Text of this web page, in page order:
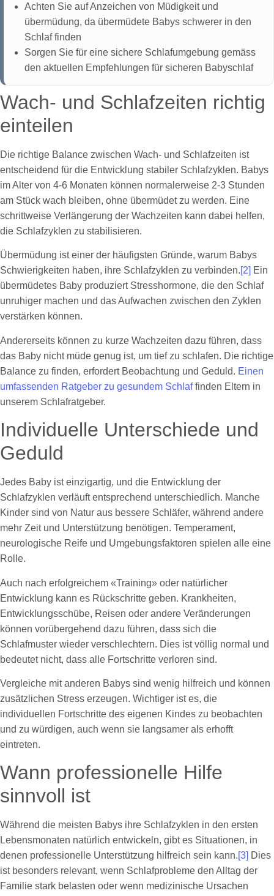
Achten Sie auf Anzeichen von Müdigkeit und
übermüdung, da übermüdete Babys schwerer in den
Schlaf finden
Sorgen Sie für eine sichere Schlafumgebung gemäss
den aktuellen Empfehlungen für sicheren Babyschlaf
Wach- und Schlafzeiten richtig
einteilen
Die richtige Balance zwischen Wach- und Schlafzeiten ist
entscheidend für die Entwicklung stabiler Schlafzyklen. Babys
im Alter von 4-6 Monaten können normalerweise 2-3 Stunden
am Stück wach bleiben, ohne übermüdet zu werden. Eine
schrittweise Verlängerung der Wachzeiten kann dabei helfen,
die Schlafzyklen zu stabilisieren.
Übermüdung ist einer der häufigsten Gründe, warum Babys
Schwierigkeiten haben, ihre Schlafzyklen zu verbinden.[2] Ein
übermüdetes Baby produziert Stresshormone, die den Schlaf
unruhiger machen und das Aufwachen zwischen den Zyklen
verstärken können.
Andererseits können zu kurze Wachzeiten dazu führen, dass
das Baby nicht müde genug ist, um tief zu schlafen. Die richtige
Balance zu finden, erfordert Beobachtung und Geduld. Einen
umfassenden Ratgeber zu gesundem Schlaffinden Eltern in
unserem Schlafratgeber.
Individuelle Unterschiede und
Geduld
Jedes Baby ist einzigartig, und die Entwicklung der
Schlafzyklen verläuft entsprechend unterschiedlich. Manche
Kinder sind von Natur aus bessere Schläfer, während andere
mehr Zeit und Unterstützung benötigen. Temperament,
neurologische Reife und Umgebungsfaktoren spielen alle eine
Rolle.
Auch nach erfolgreichem «Training» oder natürlicher
Entwicklung kann es Rückschritte geben. Krankheiten,
Entwicklungsschübe, Reisen oder andere Veränderungen
können vorübergehend dazu führen, dass sich die
Schlafmuster wieder verschlechtern. Dies ist völlig normal und
bedeutet nicht, dass alle Fortschritte verloren sind.
Vergleiche mit anderen Babys sind wenig hilfreich und können
zusätzlichen Stress erzeugen. Wichtiger ist es, die
individuellen Fortschritte des eigenen Kindes zu beobachten
und zu würdigen, auch wenn sie langsamer als erhofft
eintreten.
Wann professionelle Hilfe
sinnvoll ist
Während die meisten Babys ihre Schlafzyklen in den ersten
Lebensmonaten natürlich entwickeln, gibt es Situationen, in
denen professionelle Unterstützung hilfreich sein kann.[3] Dies
ist besonders relevant, wenn Schlafprobleme den Alltag der
Familie stark belasten oder wenn medizinische Ursachen